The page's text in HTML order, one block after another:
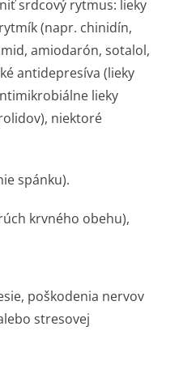
srdcový rytmus: lieky
(napr. chinidín,
amiodarón, sotalol,
antidepresíva (lieky
lieky
niektoré
spánku).
krvného obehu),
poškodenia nervov
stresovej